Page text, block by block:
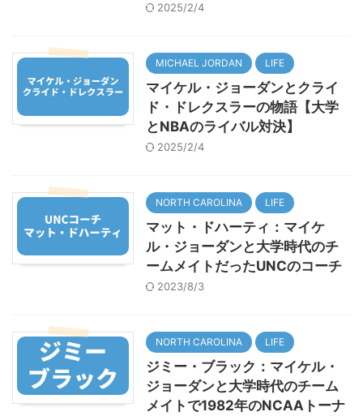
2025/2/4
MICHAEL JORDAN LIFE
マイケル・ジョーダンとクライ
ド・ドレクスラーの物語【大学
とNBAのライバル対決】
2025/2/4
NORTH CAROLINA LIFE
マット・ドハーティ：マイケ
ル・ジョーダンと大学時代のチ
ームメイトだったUNCのコーチ
2023/8/3
NORTH CAROLINA LIFE
ジミー・ブラック：マイケル・
ジョーダンと大学時代のチーム
メイトで1982年のNCAAトーナ